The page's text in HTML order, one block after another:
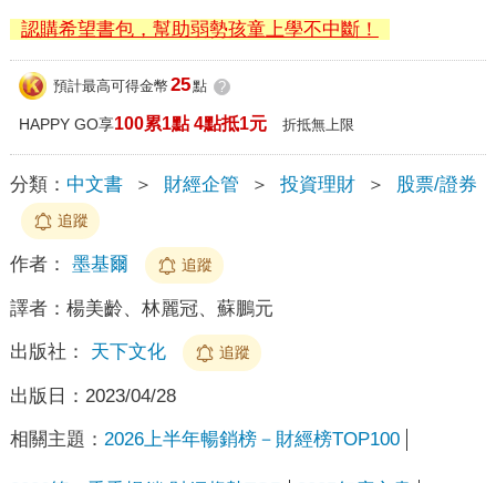
認購希望書包，幫助弱勢孩童上學不中斷！
預計最高可得金幣 25點 ?
HAPPY GO享100累1點 4點抵1元 折抵無上限
分類： 中文書 ＞ 財經企管 ＞ 投資理財 ＞ 股票/證券
追蹤
作者： 墨基爾 追蹤
譯者： 楊美齡、林麗冠、蘇鵬元
出版社： 天下文化 追蹤
出版日： 2023/04/28
相關主題： 2026上半年暢銷榜－財經榜TOP100